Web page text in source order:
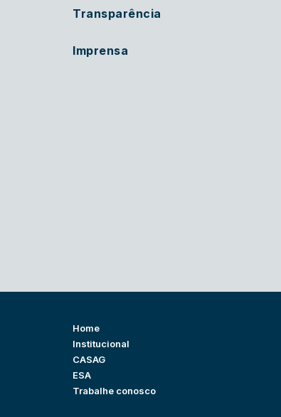
Transparência
Imprensa
Home
Institucional
CASAG
ESA
Trabalhe conosco